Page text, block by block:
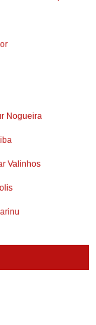
Nogueira
Valinhos